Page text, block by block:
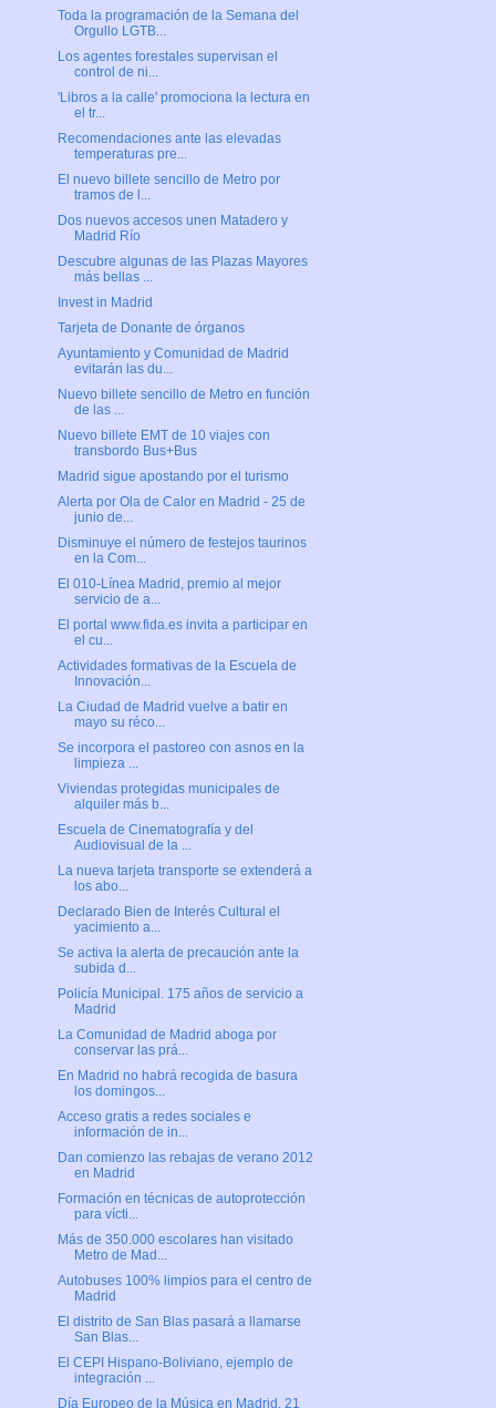
Toda la programación de la Semana del
Orgullo LGTB...
Los agentes forestales supervisan el
control de ni...
'Libros a la calle' promociona la lectura en
el tr...
Recomendaciones ante las elevadas
temperaturas pre...
El nuevo billete sencillo de Metro por
tramos de l...
Dos nuevos accesos unen Matadero y
Madrid Río
Descubre algunas de las Plazas Mayores
más bellas ...
Invest in Madrid
Tarjeta de Donante de órganos
Ayuntamiento y Comunidad de Madrid
evitarán las du...
Nuevo billete sencillo de Metro en función
de las ...
Nuevo billete EMT de 10 viajes con
transbordo Bus+Bus
Madrid sigue apostando por el turismo
Alerta por Ola de Calor en Madrid - 25 de
junio de...
Disminuye el número de festejos taurinos
en la Com...
El 010-Línea Madrid, premio al mejor
servicio de a...
El portal www.fida.es invita a participar en
el cu...
Actividades formativas de la Escuela de
Innovación...
La Ciudad de Madrid vuelve a batir en
mayo su réco...
Se incorpora el pastoreo con asnos en la
limpieza ...
Viviendas protegidas municipales de
alquiler más b...
Escuela de Cinematografía y del
Audiovisual de la ...
La nueva tarjeta transporte se extenderá a
los abo...
Declarado Bien de Interés Cultural el
yacimiento a...
Se activa la alerta de precaución ante la
subida d...
Policía Municipal. 175 años de servicio a
Madrid
La Comunidad de Madrid aboga por
conservar las prá...
En Madrid no habrá recogida de basura
los domingos...
Acceso gratis a redes sociales e
información de in...
Dan comienzo las rebajas de verano 2012
en Madrid
Formación en técnicas de autoprotección
para vícti...
Más de 350.000 escolares han visitado
Metro de Mad...
Autobuses 100% limpios para el centro de
Madrid
El distrito de San Blas pasará a llamarse
San Blas...
El CEPI Hispano-Boliviano, ejemplo de
integración ...
Día Europeo de la Música en Madrid, 21